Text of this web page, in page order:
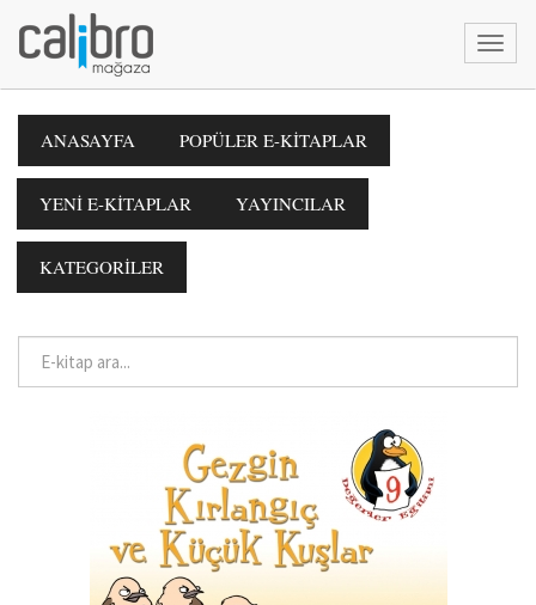
ANASAYFA POPÜLER E-KİTAPLAR
YENİ E-KİTAPLAR YAYINCILAR
KATEGORİLER